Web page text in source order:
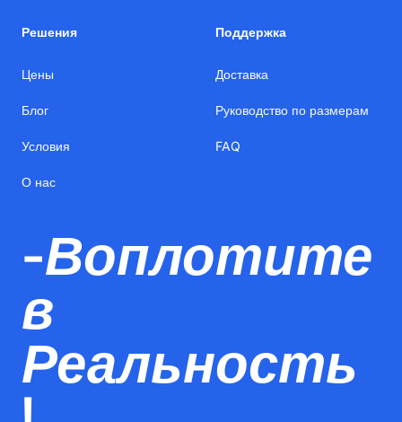
Решения
Цены
Блог
Условия
О нас
Поддержка
Доставка
Руководство по размерам
FAQ
-Воплотите
в
Реальность